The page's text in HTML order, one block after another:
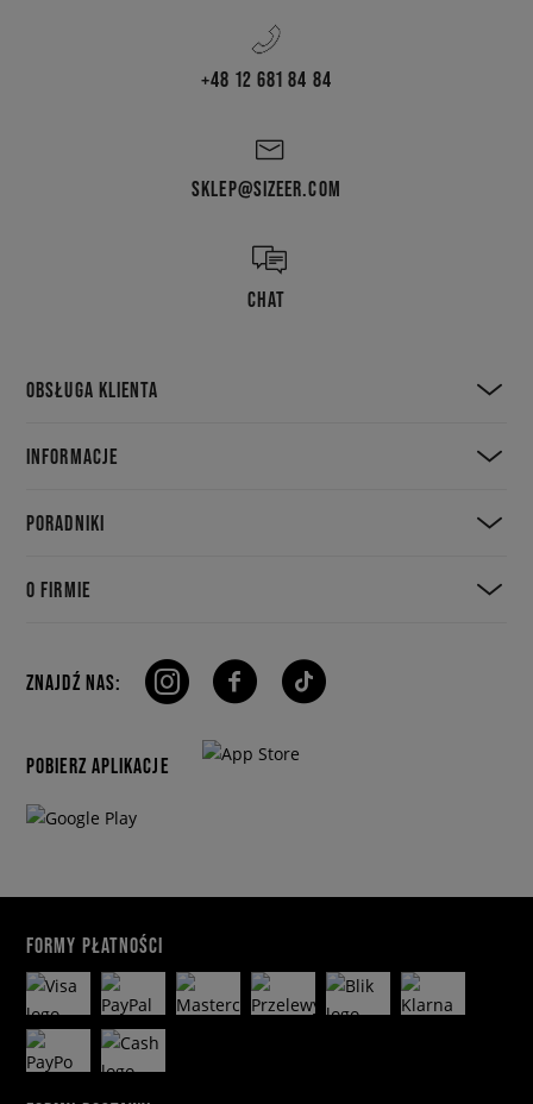
+48 12 681 84 84
SKLEP@SIZEER.COM
CHAT
OBSŁUGA KLIENTA
INFORMACJE
PORADNIKI
O FIRMIE
ZNAJDŹ NAS:
POBIERZ APLIKACJE
FORMY PŁATNOŚCI